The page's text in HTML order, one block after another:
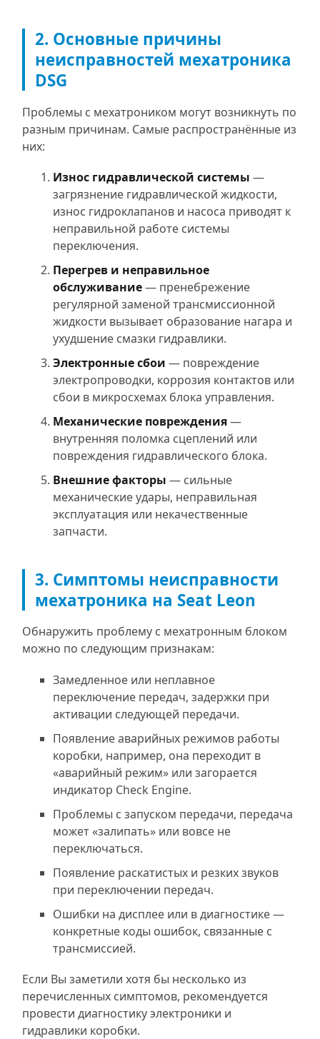
2. Основные причины
неисправностей мехатроника
DSG
Проблемы с мехатроником могут возникнуть по
разным причинам. Самые распространённые из
них:
Износ гидравлической системы —
загрязнение гидравлической жидкости,
износ гидроклапанов и насоса приводят к
неправильной работе системы
переключения.
Перегрев и неправильное
обслуживание— пренебрежение
регулярной заменой трансмиссионной
жидкости вызывает образование нагара и
ухудшение смазки гидравлики.
Электронные сбои — повреждение
электропроводки, коррозия контактов или
сбои в микросхемах блока управления.
Механические повреждения—
внутренняя поломка сцеплений или
повреждения гидравлического блока.
Внешние факторы — сильные
механические удары, неправильная
эксплуатация или некачественные
запчасти.
3. Симптомы неисправности
мехатроника на Seat Leon
Обнаружить проблему с мехатронным блоком
можно по следующим признакам:
Замедленное или неплавное
переключение передач, задержки при
активации следующей передачи.
Появление аварийных режимов работы
коробки, например, она переходит в
«аварийный режим» или загорается
индикатор Check Engine.
Проблемы с запуском передачи, передача
может «залипать» или вовсе не
переключаться.
Появление раскатистых и резких звуков
при переключении передач.
Ошибки на дисплее или в диагностике —
конкретные коды ошибок, связанные с
трансмиссией.
Если Вы заметили хотя бы несколько из
перечисленных симптомов, рекомендуется
провести диагностику электроники и
гидравлики коробки.